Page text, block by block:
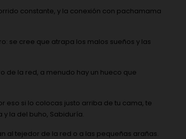
constante, y la conexión con pachamama
se cree que atrapa los malos sueños y las
de la red, a menudo hay un hueco que
eso si lo colocas justo arriba de tu cama, te
la del buho, Sabiduría.
al tejedor de la red o a las pequeñas arañas.